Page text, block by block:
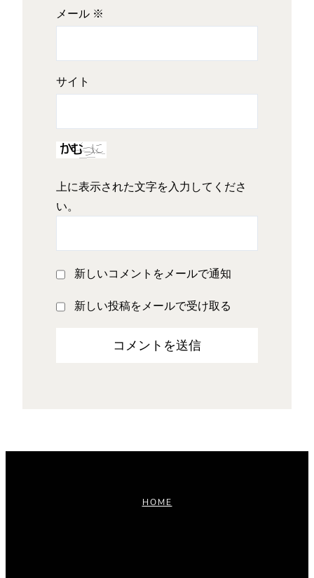
メール ※
サイト
上に表示された文字を入力してくださ
い。
新しいコメントをメールで通知
新しい投稿をメールで受け取る
HOME